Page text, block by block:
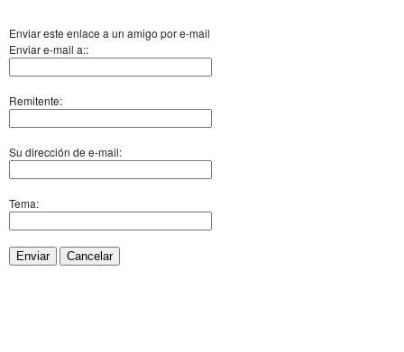
Enviar este enlace a un amigo por e-mail
Enviar e-mail a::
Remitente:
Su dirección de e-mail:
Tema:
Enviar Cancelar